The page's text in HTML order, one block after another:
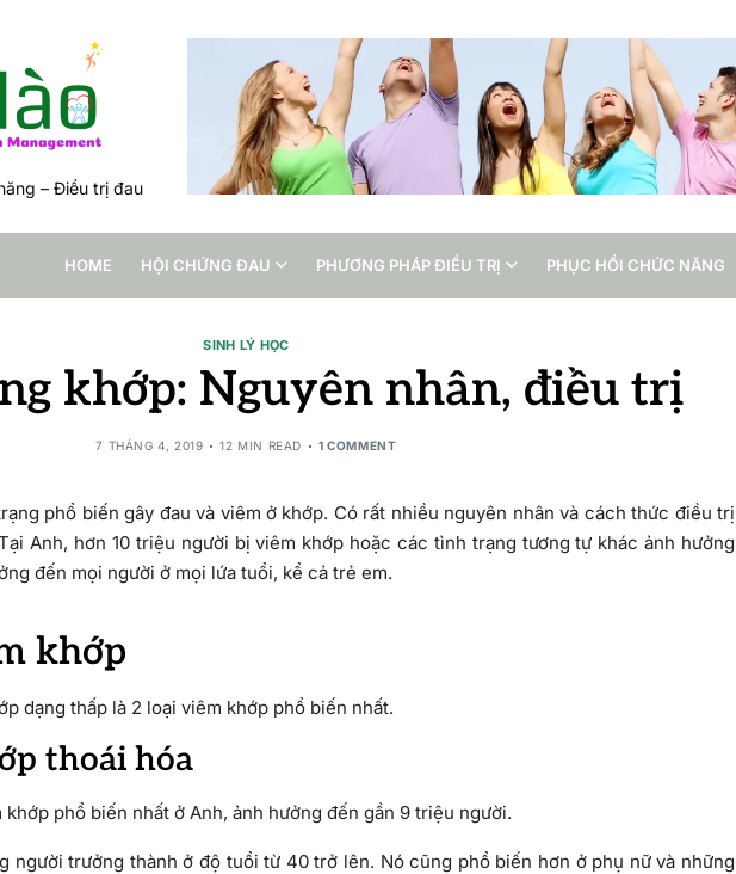
– Điều trị đau
HOME HỘI CHỨNG ĐAU PHƯƠNG PHÁP ĐIỀU TRỊ PHỤC HỒI CHỨC NĂNG
SINH LÝ HỌC
khớp: Nguyên nhân, điều trị
7 THÁNG 4, 2019 12 MIN READ 1 COMMENT
phổ biến gây đau và viêm ở khớp. Có rất nhiều nguyên nhân và cách thức điều trị
Anh, hơn 10 triệu người bị viêm khớp hoặc các tình trạng tương tự khác ảnh hưởng
đến mọi người ở mọi lứa tuổi, kể cả trẻ em.
khớp
dạng thấp là 2 loại viêm khớp phổ biến nhất.
thoái hóa
phổ biến nhất ở Anh, ảnh hưởng đến gần 9 triệu người.
người trưởng thành ở độ tuổi từ 40 trở lên. Nó cũng phổ biến hơn ở phụ nữ và những